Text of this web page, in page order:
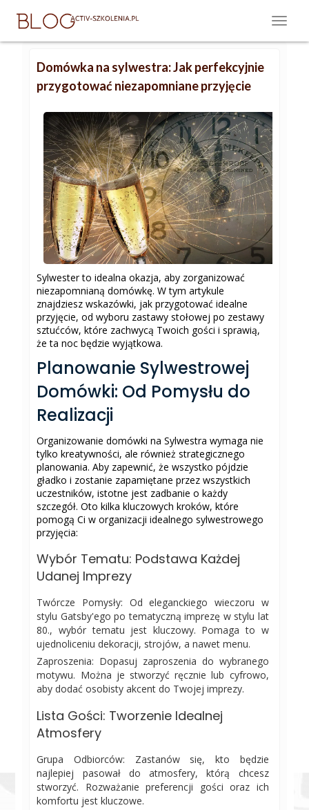
Domówka na sylwestra: Jak perfekcyjnie
przygotować niezapomniane przyjęcie
Sylwester to idealna okazja, aby zorganizować
niezapomnianą domówkę. W tym artykule
znajdziesz wskazówki, jak przygotować idealne
przyjęcie, od wyboru zastawy stołowej po zestawy
sztućców, które zachwycą Twoich gości i sprawią,
że ta noc będzie wyjątkowa.
Planowanie Sylwestrowej
Domówki: Od Pomysłu do
Realizacji
Organizowanie domówki na Sylwestra wymaga nie
tylko kreatywności, ale również strategicznego
planowania. Aby zapewnić, że wszystko pójdzie
gładko i zostanie zapamiętane przez wszystkich
uczestników, istotne jest zadbanie o każdy
szczegół. Oto kilka kluczowych kroków, które
pomogą Ci w organizacji idealnego sylwestrowego
przyjęcia:
Wybór Tematu: Podstawa Każdej
Udanej Imprezy
Twórcze Pomysły: Od eleganckiego wieczoru w
stylu Gatsby'ego po tematyczną imprezę w stylu lat
80., wybór tematu jest kluczowy. Pomaga to w
ujednoliceniu dekoracji, strojów, a nawet menu.
Zaproszenia: Dopasuj zaproszenia do wybranego
motywu. Można je stworzyć ręcznie lub cyfrowo,
aby dodać osobisty akcent do Twojej imprezy.
Lista Gości: Tworzenie Idealnej
Atmosfery
Grupa Odbiorców: Zastanów się, kto będzie
najlepiej pasował do atmosfery, którą chcesz
stworzyć. Rozważanie preferencji gości oraz ich
komfortu jest kluczowe.